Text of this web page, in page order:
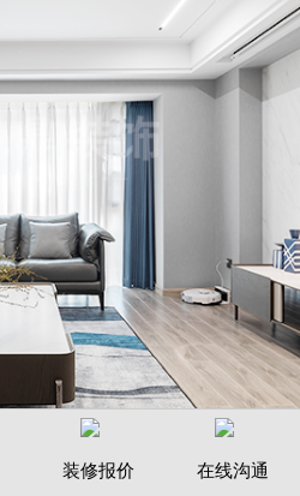
装修报价 在线沟通